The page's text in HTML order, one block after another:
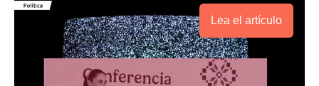
Lea el artículo